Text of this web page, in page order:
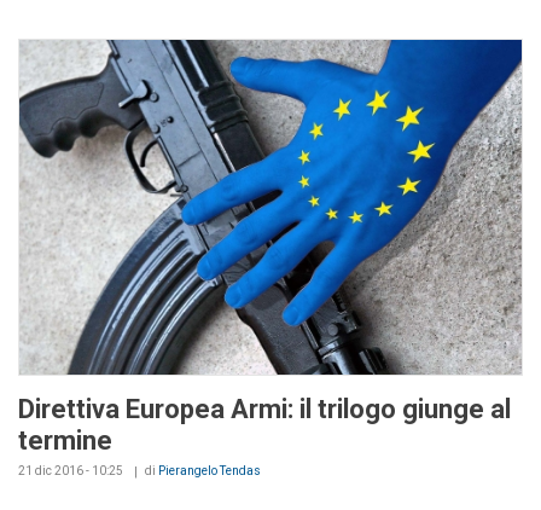
Direttiva Europea Armi: il trilogo giunge al
termine
21 dic 2016 - 10:25 di Pierangelo Tendas